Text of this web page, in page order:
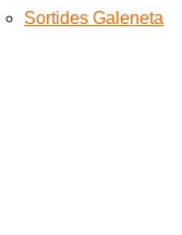
Sortides Galeneta